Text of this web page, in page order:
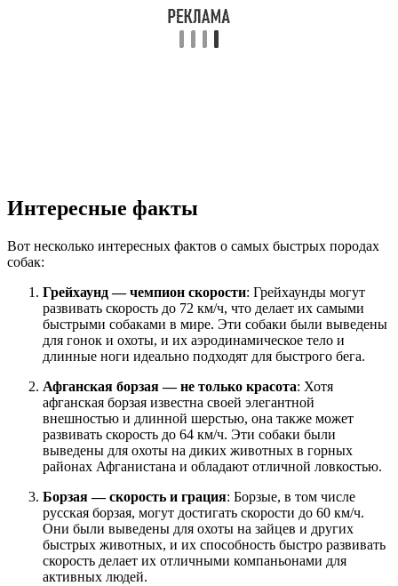
Интересные факты
Вот несколько интересных фактов о самых быстрых породах
собак:
Грейхаунд — чемпион скорости: Грейхаунды могут
развивать скорость до 72 км/ч, что делает их самыми
быстрыми собаками в мире. Эти собаки были выведены
для гонок и охоты, и их аэродинамическое тело и
длинные ноги идеально подходят для быстрого бега.
Афганская борзая — не только красота: Хотя
афганская борзая известна своей элегантной
внешностью и длинной шерстью, она также может
развивать скорость до 64 км/ч. Эти собаки были
выведены для охоты на диких животных в горных
районах Афганистана и обладают отличной ловкостью.
Борзая — скорость и грация: Борзые, в том числе
русская борзая, могут достигать скорости до 60 км/ч.
Они были выведены для охоты на зайцев и других
быстрых животных, и их способность быстро развивать
скорость делает их отличными компаньонами для
активных людей.